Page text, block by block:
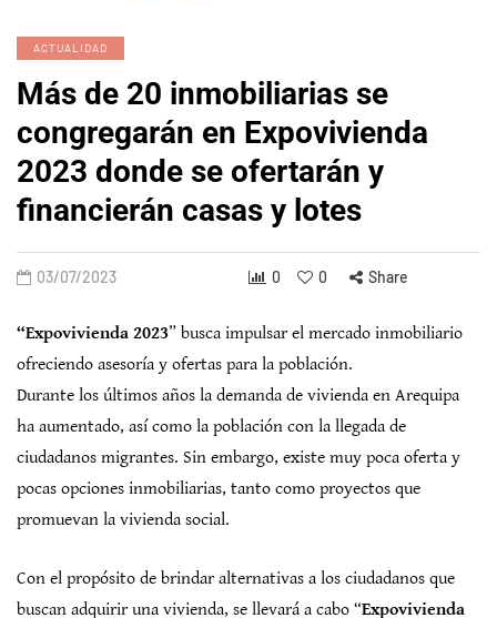
ACTUALIDAD
Más de 20 inmobiliarias se
congregarán en Expovivienda
2023 donde se ofertarán y
financierán casas y lotes
03/07/2023 0 0 Share
“Expovivienda 2023” busca impulsar el mercado inmobiliario
ofreciendo asesoría y ofertas para la población.
Durante los últimos años la demanda de vivienda en Arequipa
ha aumentado, así como la población con la llegada de
ciudadanos migrantes. Sin embargo, existe muy poca oferta y
pocas opciones inmobiliarias, tanto como proyectos que
promuevan la vivienda social.
Con el propósito de brindar alternativas a los ciudadanos que
buscan adquirir una vivienda, se llevará a cabo “Expovivienda